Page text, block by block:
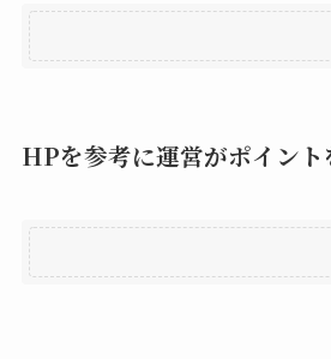
HPを参考に運営がポイント